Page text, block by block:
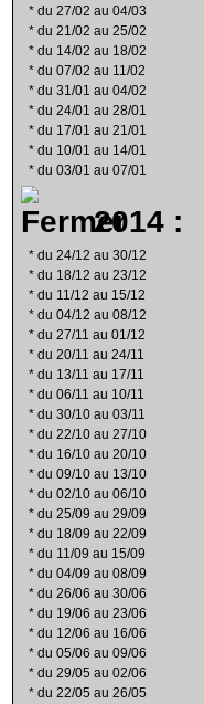
* du 27/02 au 04/03
* du 21/02 au 25/02
* du 14/02 au 18/02
* du 07/02 au 11/02
* du 31/01 au 04/02
* du 24/01 au 28/01
* du 17/01 au 21/01
* du 10/01 au 14/01
* du 03/01 au 07/01
2014 :
* du 24/12 au 30/12
* du 18/12 au 23/12
* du 11/12 au 15/12
* du 04/12 au 08/12
* du 27/11 au 01/12
* du 20/11 au 24/11
* du 13/11 au 17/11
* du 06/11 au 10/11
* du 30/10 au 03/11
* du 22/10 au 27/10
* du 16/10 au 20/10
* du 09/10 au 13/10
* du 02/10 au 06/10
* du 25/09 au 29/09
* du 18/09 au 22/09
* du 11/09 au 15/09
* du 04/09 au 08/09
* du 26/06 au 30/06
* du 19/06 au 23/06
* du 12/06 au 16/06
* du 05/06 au 09/06
* du 29/05 au 02/06
* du 22/05 au 26/05